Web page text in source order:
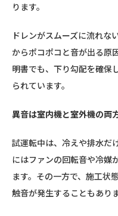
ります。
ドレンがスムーズに流れな
からポコポコと音が出る原
明書でも、下り勾配を確保
られています。
異音は室内機と室外機の両
試運転中は、冷えや排水だ
にはファンの回転音や冷媒
ます。その一方で、施工状
触音が発生することもありま